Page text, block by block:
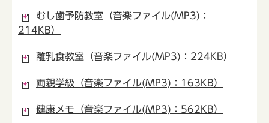
むし歯予防教室（音楽ファイル(MP3)：
214KB）
離乳食教室（音楽ファイル(MP3)：224KB）
両親学級（音楽ファイル(MP3)：163KB）
健康メモ（音楽ファイル(MP3)：562KB）